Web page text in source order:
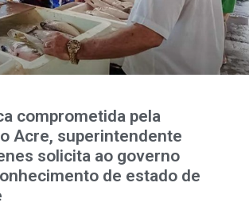
comprometida pela
Acre, superintendente
solicita ao governo
de estado de